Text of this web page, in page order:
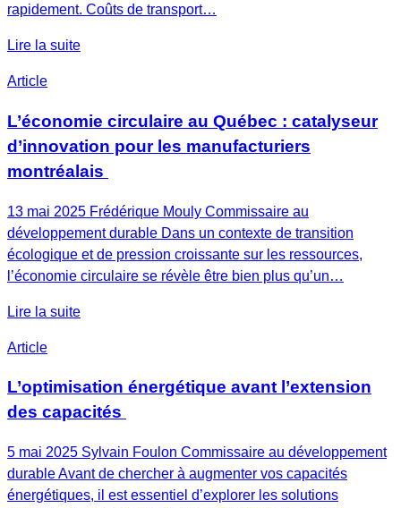
rapidement. Coûts de transport…
Lire la suite
Article
L’économie circulaire au Québec : catalyseur
d’innovation pour les manufacturiers
montréalais
13 mai 2025 Frédérique Mouly Commissaire au
développement durable Dans un contexte de transition
écologique et de pression croissante sur les ressources,
l’économie circulaire se révèle être bien plus qu’un…
Lire la suite
Article
L’optimisation énergétique avant l’extension
des capacités
5 mai 2025 Sylvain Foulon Commissaire au développement
durable Avant de chercher à augmenter vos capacités
énergétiques, il est essentiel d’explorer les solutions